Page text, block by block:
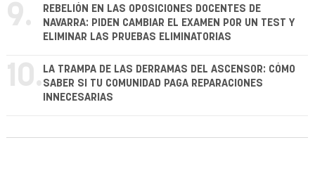
9.
REBELIÓN EN LAS OPOSICIONES DOCENTES DE
NAVARRA: PIDEN CAMBIAR EL EXAMEN POR UN TEST Y
ELIMINAR LAS PRUEBAS ELIMINATORIAS
10. LA TRAMPA DE LAS DERRAMAS DEL ASCENSOR: CÓMO
SABER SI TU COMUNIDAD PAGA REPARACIONES
INNECESARIAS